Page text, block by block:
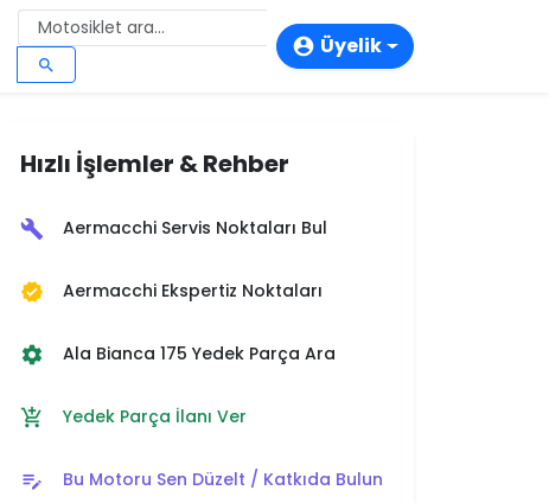
search
account_circle Üyelik
Hızlı İşlemler & Rehber
build Aermacchi Servis Noktaları Bul
verified Aermacchi Ekspertiz Noktaları
settings Ala Bianca 175 Yedek Parça Ara
add_shopping_cart Yedek Parça İlanı Ver
edit_note Bu Motoru Sen Düzelt / Katkıda Bulun